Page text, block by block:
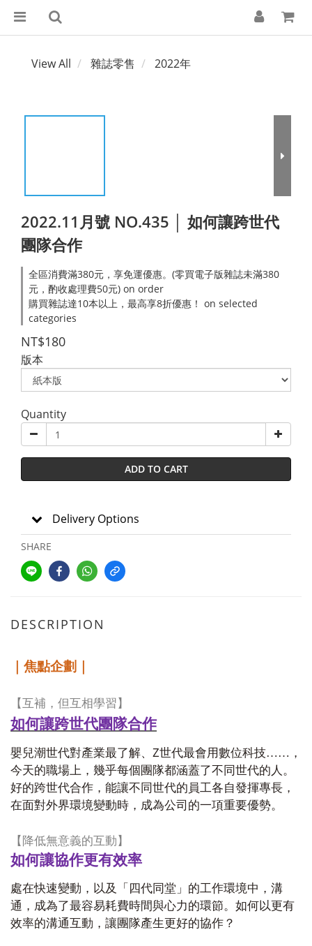
View All 雜誌零售 2022年
2022.11月號 NO.435 │ 如何讓跨世代
團隊合作
全區消費滿380元，享免運優惠。(零買電子版雜誌未滿380
元，酌收處理費50元) on order
購買雜誌達10本以上，最高享8折優惠！ on selected
categories
NT$180
版本
Quantity
ADD TO CART
Delivery Options
SHARE
DESCRIPTION
｜焦點企劃｜
【互補，但互相學習】
如何讓跨世代團隊合作
嬰兒潮世代對產業最了解、 Z世代最會用數位科技……，
今天的職場上，幾乎每個團隊都涵蓋了不同世代的人。
好的跨世代合作，能讓不同世代的員工各自發揮專長，
在面對外界環境變動時，成為公司的一項重要優勢。
【降低無意義的互動】
如何讓協作更有效率
處在快速變動，以及「四代同堂」的工作環境中，溝
通，成為了最容易耗費時間與心力的環節。如何以更有
效率的溝通互動，讓團隊產生更好的協作？